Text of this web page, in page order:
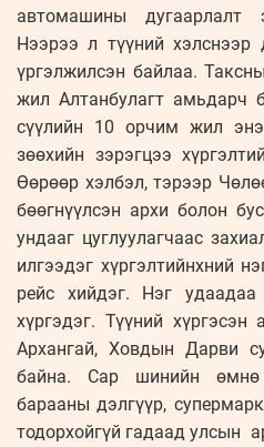
автомашины дугаарлалт
Нээрээ л түүний хэлснээр
үргэлжилсэн байлаа.
жил Алтанбулагт амьдарч
сүүлийн 10 орчим жил
зөөхийн зэрэгцээ
Өөрөөр хэлбэл, тэрээр
бөөгнүүлсэн архи болон
ундааг цуглуулагчаас
илгээдэг хүргэлтийнхний
рейс хийдэг. Нэг
хүргэдэг. Түүний хүргэсэн
Архангай, Ховдын Дарви
байна. Сар шинийн өмнө
барааны дэлгүүр,
тодорхойгүй гадаад улсын